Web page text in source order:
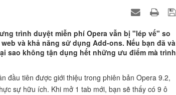
trình duyệt miễn phí Opera vẫn bị "lép vế" so
và khả năng sử dụng Add-ons. Nếu bạn đã và
sao không tận dụng hết những ưu điểm mà trình
đầu tiên được giới thiệu trong phiên bản Opera 9.2,
sự hữu ích. Khi mở 1 tab mới, bạn sẽ thấy có 9 ô